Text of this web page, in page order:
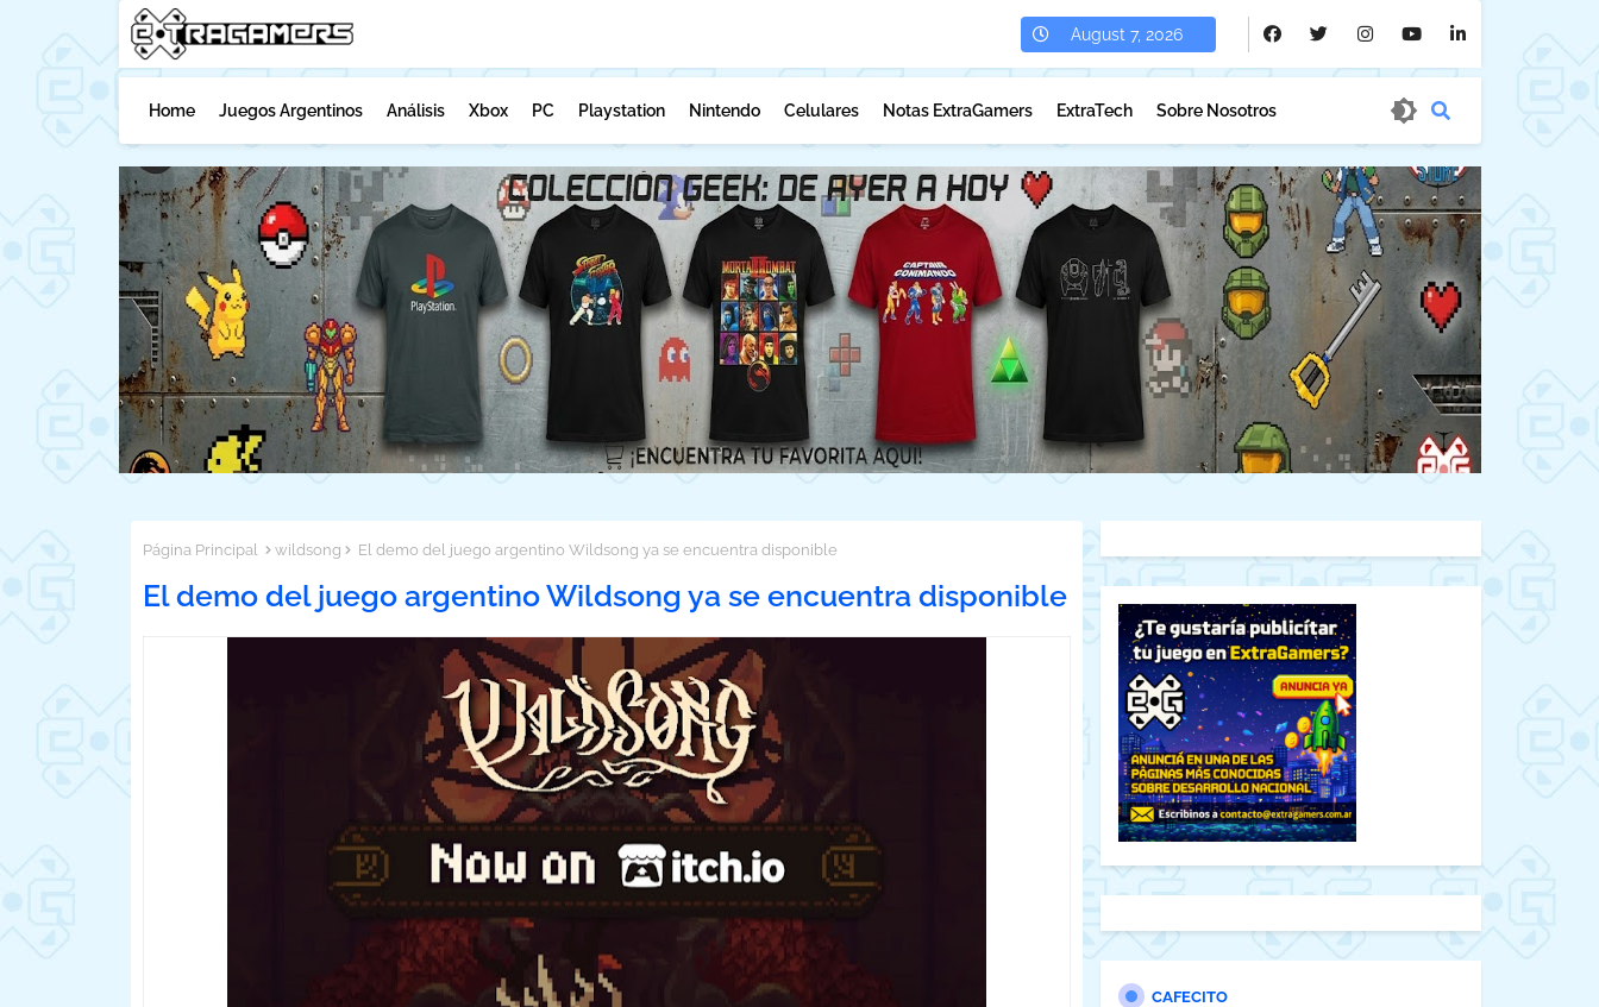
August 7, 2026
Home Juegos Argentinos Análisis Xbox PC Playstation Nintendo Celulares Notas ExtraGamers ExtraTech Sobre Nosotros
Página Principal wildsong El demo del juego argentino Wildsong ya se encuentra disponible
El demo del juego argentino Wildsong ya se encuentra disponible
CAFECITO